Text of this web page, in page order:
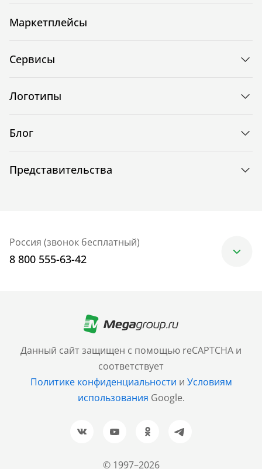
© 1997–2026
Данный сайт защищен с помощью reCAPTCHA и
соответствует
Политике конфиденциальности и Условиям
использования Google.
Маркетплейсы
Сервисы
Логотипы
Блог
Представительства
Россия (звонок бесплатный)
8 800 555-63-42
+7 (499) 705-30-10
Санкт-Петербург
+7 (812) 600-77-33
Барнаул
+7 (961) 999-93-93
Новосибирск